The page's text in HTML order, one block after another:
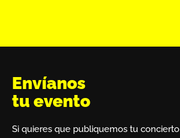
Envíanos
tu evento
Si quieres que publiquemos tu concierto